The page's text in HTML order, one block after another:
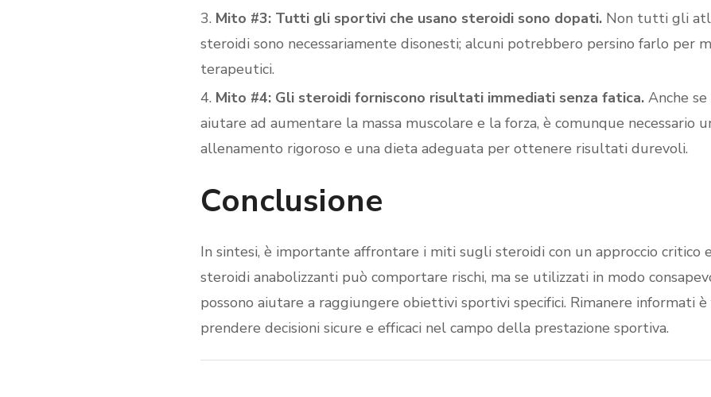
Mito #3: Tutti gli sportivi che usano steroidi sono dopati. Non tutti gli
steroidi sono necessariamente disonesti; alcuni potrebbero persino farlo per
terapeutici.
Mito #4: Gli steroidi forniscono risultati immediati senza fatica. Anche
aiutare ad aumentare la massa muscolare e la forza, è comunque necessario
allenamento rigoroso e una dieta adeguata per ottenere risultati durevoli.
Conclusione
In sintesi, è importante affrontare i miti sugli steroidi con un approccio critico
steroidi anabolizzanti può comportare rischi, ma se utilizzati in modo
possono aiutare a raggiungere obiettivi sportivi specifici. Rimanere informati
prendere decisioni sicure e efficaci nel campo della prestazione sportiva.